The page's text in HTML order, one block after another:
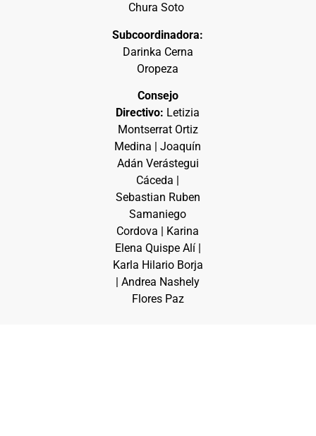
Chura Soto
Subcoordinadora:
Darinka Cerna
Oropeza
Consejo
Directivo: Letizia
Montserrat Ortiz
Medina | Joaquín
Adán Verástegui
Cáceda |
Sebastian Ruben
Samaniego
Cordova | Karina
Elena Quispe Alí |
Karla Hilario Borja
| Andrea Nashely
Flores Paz